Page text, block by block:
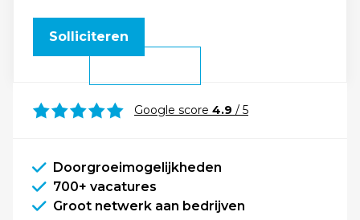
Solliciteren
Google score 4.9 / 5
Doorgroeimogelijkheden
700+ vacatures
Groot netwerk aan bedrijven